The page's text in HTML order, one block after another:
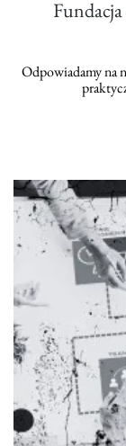
Odpowiadamy na